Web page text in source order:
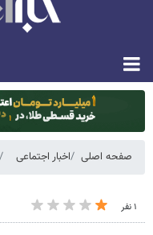
صفحه اصلی اخبار اجتماعی
۱ نفر